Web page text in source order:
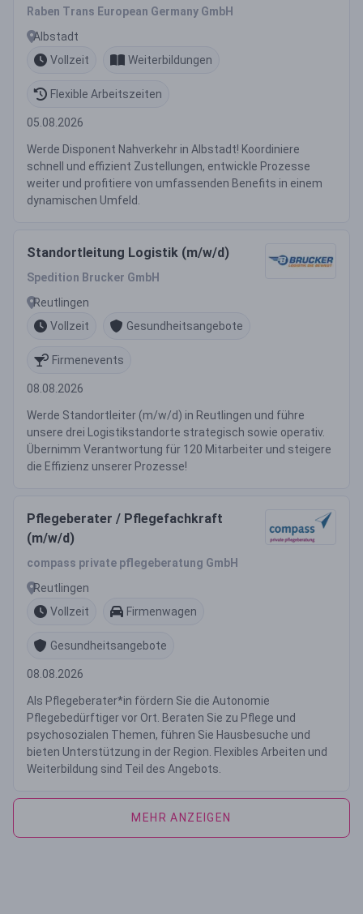
Raben Trans European Germany GmbH
Albstadt
Vollzeit
Weiterbildungen
Flexible Arbeitszeiten
05.08.2026
Werde Disponent Nahverkehr in Albstadt! Koordiniere
schnell und effizient Zustellungen, entwickle Prozesse
weiter und profitiere von umfassenden Benefits in einem
dynamischen Umfeld.
Standortleitung Logistik (m/w/d)
Spedition Brucker GmbH
Reutlingen
Vollzeit
Gesundheitsangebote
Firmenevents
08.08.2026
Werde Standortleiter (m/w/d) in Reutlingen und führe
unsere drei Logistikstandorte strategisch sowie operativ.
Übernimm Verantwortung für 120 Mitarbeiter und steigere
die Effizienz unserer Prozesse!
Pflegeberater / Pflegefachkraft
(m/w/d)
compass private pflegeberatung GmbH
Reutlingen
Vollzeit
Firmenwagen
Gesundheitsangebote
08.08.2026
Als Pflegeberater*in fördern Sie die Autonomie
Pflegebedürftiger vor Ort. Beraten Sie zu Pflege und
psychosozialen Themen, führen Sie Hausbesuche und
bieten Unterstützung in der Region. Flexibles Arbeiten und
Weiterbildung sind Teil des Angebots.
MEHR ANZEIGEN